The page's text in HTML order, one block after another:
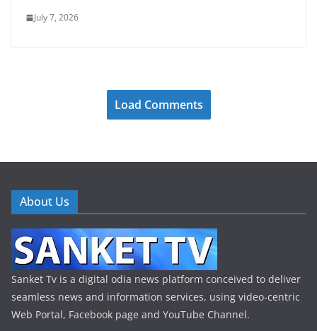
July 7, 2026
Load Comments
About Us
Sanket Tv is a digital odia news platform conceived to deliver
seamless news and information services, using video-centric
Web Portal, Facebook page and YouTube Channel.